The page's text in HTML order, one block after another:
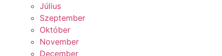
Július
Szeptember
Október
November
December